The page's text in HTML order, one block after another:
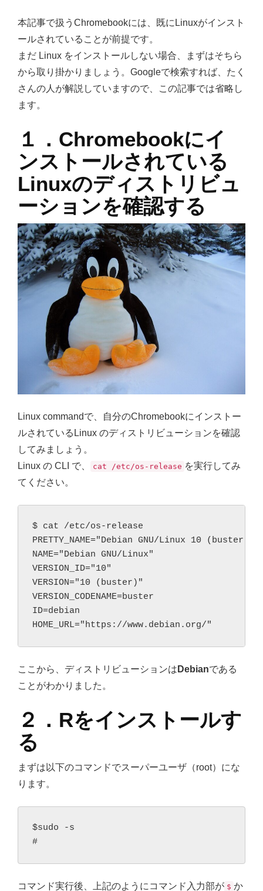
本記事で扱うChromebookには、既にLinuxがインスト
ールされていることが前提です。
まだ Linux をインストールしない場合、まずはそちら
から取り掛かりましょう。Googleで検索すれば、たく
さんの人が解説していますので、この記事では省略し
ます。
１．Chromebookにイ
ンストールされている
Linuxのディストリビュ
ーションを確認する
Linux commandで、自分のChromebookにインストー
ルされているLinux のディストリビューションを確認
してみましょう。
Linux の CLI で、
cat /etc/os-release を実行してみ
てください。
$ cat /etc/os-release
PRETTY_NAME="Debian GNU/Linux 10 (buster)"
NAME="Debian GNU/Linux"
VERSION_ID="10"
VERSION="10 (buster)"
VERSION_CODENAME=buster
ID=debian
HOME_URL="https://www.debian.org/"
ここから、ディストリビューションは Debianである
ことがわかりました。
２．Rをインストールす
る
まずは以下のコマンドでスーパーユーザ（root）にな
ります。
$sudo -s
コマンド実行後、上記のようにコマンド入力部が $ か